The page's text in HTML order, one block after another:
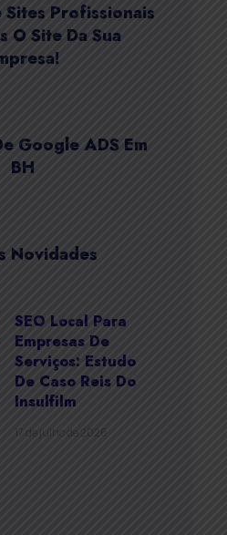
Sites Profissionais
O Site Da Sua
Google ADS Em
BH
Novidades
SEO Local Para
Empresas De
Serviços: Estudo
De Caso Reis Do
Insulfilm
17 de julho de 2026